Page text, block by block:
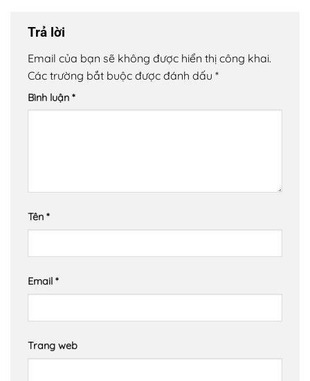
Trả lời
Email của bạn sẽ không được hiển thị công khai.
Các trường bắt buộc được đánh dấu *
Bình luận *
Tên *
Email *
Trang web